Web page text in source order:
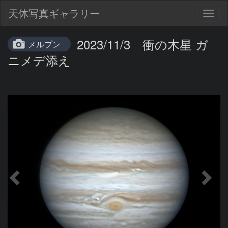
天体写真ギャラリー
メルプン
2023/11/3 衝の木星 ガ
ニメデ添え